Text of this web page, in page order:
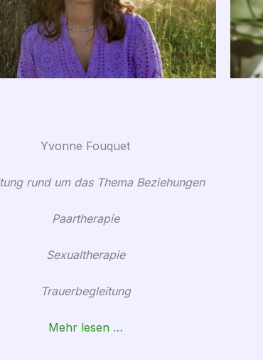
Yvonne Fouquet
rund um das Thema Beziehungen
Paartherapie
Sexualtherapie
Trauerbegleitung
Mehr lesen …